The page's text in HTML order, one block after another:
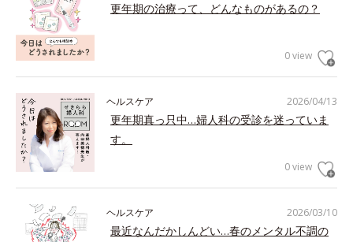
更年期の治療って、どんなものがあるの？
0 view
2026/04/13
ヘルスケア
更年期真っ只中…婦人科の受診を迷っていま
す。
0 view
2026/03/10
ヘルスケア
最近なんだかしんどい…春のメンタル不調の